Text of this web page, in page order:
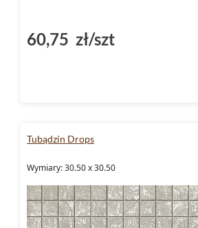
60,75 zł/szt
Tubądzin Drops
Wymiary: 30.50 x 30.50